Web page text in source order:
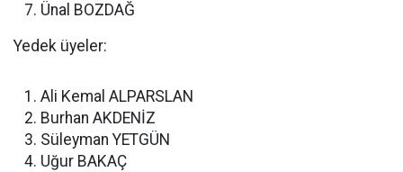
Ünal BOZDAĞ
Yedek üyeler:
Ali Kemal ALPARSLAN
Burhan AKDENİZ
Süleyman YETGÜN
Uğur BAKAÇ